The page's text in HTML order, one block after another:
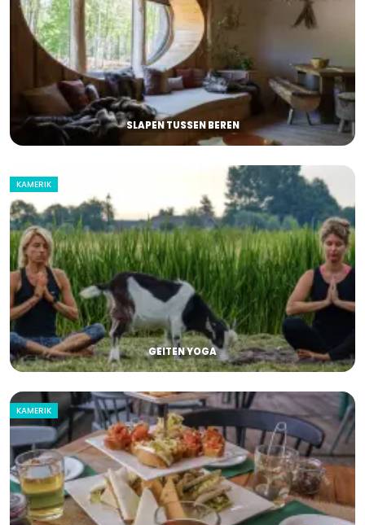
SLAPEN TUSSEN BEREN
KAMERIK
GEITEN YOGA
KAMERIK